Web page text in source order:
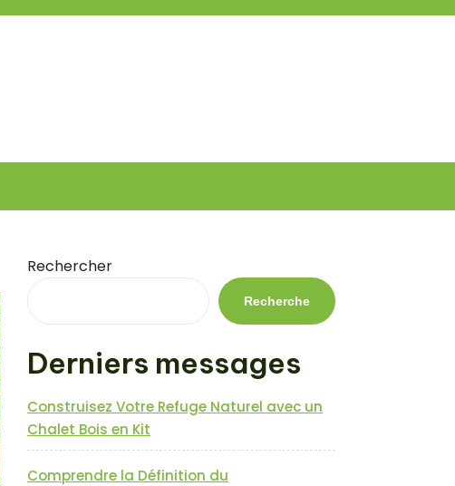
Rechercher
Recherche
Derniers messages
Construisez Votre Refuge Naturel avec un
Chalet Bois en Kit
Comprendre la Définition du